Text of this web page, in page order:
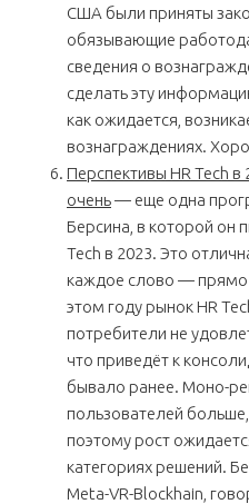
США были приняты
обязывающие
сведения о
сделать эту
как ожидается,
вознаграждениях.
Перспективы HR Tech в
очень— еще одна
Берсина, в которой он
Tech в 2023. Это
каждое слово — прямо
этом году рынок HR
потребители не
что приведёт к
бывало ранее. Моно-
пользователей
поэтому рост
категориях решений.
Meta-VR-Blockhain,